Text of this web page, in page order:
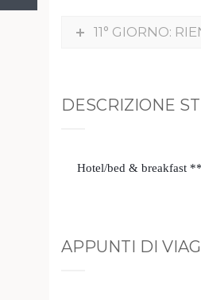
11° GIORNO:
DESCRIZIONE
Hotel/bed & breakfast
APPUNTI DI